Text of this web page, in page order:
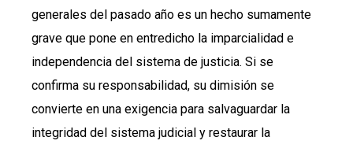
generales del pasado año es un hecho sumamente
grave que pone en entredicho la imparcialidad e
independencia del sistema de justicia. Si se
confirma su responsabilidad, su dimisión se
convierte en una exigencia para salvaguardar la
integridad del sistema judicial y restaurar la